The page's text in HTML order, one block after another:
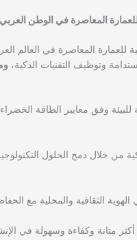
المعاصرة في الوطن العربي
للعمارة المعاصرة في العالم
وتوظيف التقنيات الذكية،
للبيئة وفق معايير الطاقة الخضراء
من خلال دمج الحلول
الثقافية والمحلية مع
متانة وكفاءة وسهولة في